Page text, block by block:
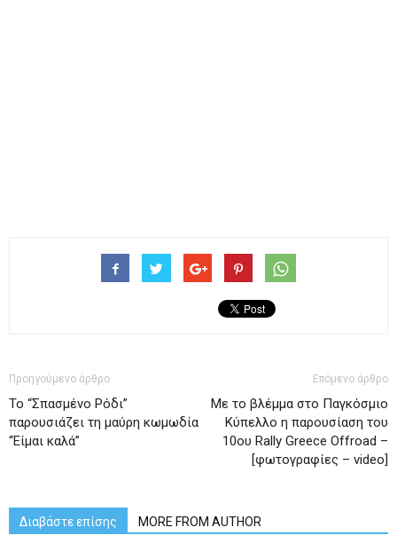
Προηγούμενο άρθρο
Το “Σπασμένο Ρόδι”
παρουσιάζει τη μαύρη κωμωδία
“Είμαι καλά”
Επόμενο άρθρο
Με το βλέμμα στο Παγκόσμιο
Κύπελλο η παρουσίαση του
10ου Rally Greece Offroad –
[φωτογραφίες – video]
Διαβάστε επίσης MORE FROM AUTHOR